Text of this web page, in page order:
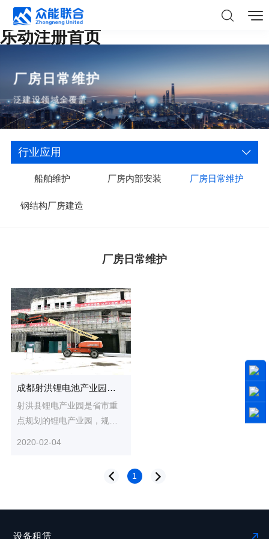
乐动注册首页
厂房日常维护
泛建设领域全覆盖
行业应用
船舶维护 厂房内部安装 厂房日常维护
钢结构厂房建造
厂房日常维护
成都射洪锂电池产业园项目
射洪县锂电产业园是省市重
点规划的锂电产业园，规划
2020-02-04
1
设备租赁